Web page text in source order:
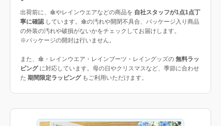
出荷前に、傘やレインウエアなどの商品を 自社スタッフが1点1点丁
寧に確認しています。傘の汚れや開閉不具合、パッケージ入り商品
の外装の汚れや破損がないかをチェックしてお届けします。
※パッケージの開封は行いません。
また、傘・レインウエア・レインブーツ・レイングッズの 無料ラッ
ピングに対応しています。母の日やクリスマスなど、季節に合わせ
た 期間限定ラッピングもご利用いただけます。